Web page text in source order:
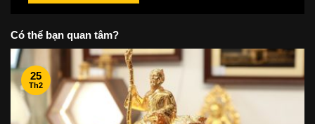
Có thể bạn quan tâm?
25
Th2